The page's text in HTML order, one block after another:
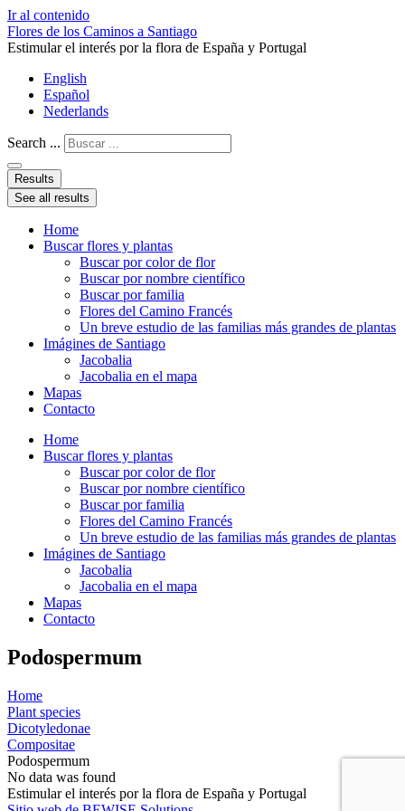
Ir al contenido
Flores de los Caminos a Santiago
Estimular el interés por la flora de España y Portugal
English
Español
Nederlands
Search ...
Results
See all results
Home
Buscar flores y plantas
Buscar por color de flor
Buscar por nombre científico
Buscar por familia
Flores del Camino Francés
Un breve estudio de las familias más grandes de plantas
Imágines de Santiago
Jacobalia
Jacobalia en el mapa
Mapas
Contacto
Home
Buscar flores y plantas
Buscar por color de flor
Buscar por nombre científico
Buscar por familia
Flores del Camino Francés
Un breve estudio de las familias más grandes de plantas
Imágines de Santiago
Jacobalia
Jacobalia en el mapa
Mapas
Contacto
Podospermum
Home
Plant species
Dicotyledonae
Compositae
Podospermum
No data was found
Estimular el interés por la flora de España y Portugal